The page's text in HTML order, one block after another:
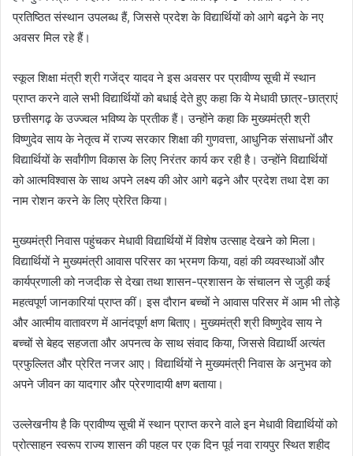
प्रतिष्ठित संस्थान उपलब्ध हैं, जिससे प्रदेश के विद्यार्थियों को आगे बढ़ने के नए
अवसर मिल रहे हैं।
स्कूल शिक्षा मंत्री श्री गजेंद्र यादव ने इस अवसर पर प्रावीण्य सूची में स्थान
प्राप्त करने वाले सभी विद्यार्थियों को बधाई देते हुए कहा कि ये मेधावी छात्र-छात्राएं
छत्तीसगढ़ के उज्ज्वल भविष्य के प्रतीक हैं। उन्होंने कहा कि मुख्यमंत्री श्री
विष्णुदेव साय के नेतृत्व में राज्य सरकार शिक्षा की गुणवत्ता, आधुनिक संसाधनों और
विद्यार्थियों के सर्वांगीण विकास के लिए निरंतर कार्य कर रही है। उन्होंने विद्यार्थियों
को आत्मविश्वास के साथ अपने लक्ष्य की ओर आगे बढ़ने और प्रदेश तथा देश का
नाम रोशन करने के लिए प्रेरित किया।
मुख्यमंत्री निवास पहुंचकर मेधावी विद्यार्थियों में विशेष उत्साह देखने को मिला।
विद्यार्थियों ने मुख्यमंत्री आवास परिसर का भ्रमण किया, वहां की व्यवस्थाओं और
कार्यप्रणाली को नजदीक से देखा तथा शासन-प्रशासन के संचालन से जुड़ी कई
महत्वपूर्ण जानकारियां प्राप्त कीं। इस दौरान बच्चों ने आवास परिसर में आम भी तोड़े
और आत्मीय वातावरण में आनंदपूर्ण क्षण बिताए। मुख्यमंत्री श्री विष्णुदेव साय ने
बच्चों से बेहद सहजता और अपनत्व के साथ संवाद किया, जिससे विद्यार्थी अत्यंत
प्रफुल्लित और प्रेरित नजर आए। विद्यार्थियों ने मुख्यमंत्री निवास के अनुभव को
अपने जीवन का यादगार और प्रेरणादायी क्षण बताया।
उल्लेखनीय है कि प्रावीण्य सूची में स्थान प्राप्त करने वाले इन मेधावी विद्यार्थियों को
प्रोत्साहन स्वरूप राज्य शासन की पहल पर एक दिन पूर्व नवा रायपुर स्थित शहीद